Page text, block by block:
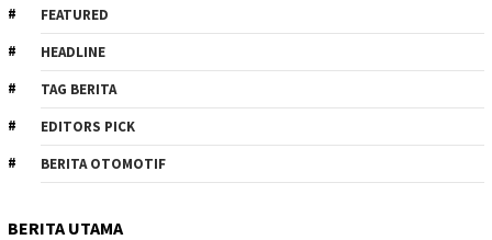
FEATURED
HEADLINE
TAG BERITA
EDITORS PICK
BERITA OTOMOTIF
BERITA UTAMA